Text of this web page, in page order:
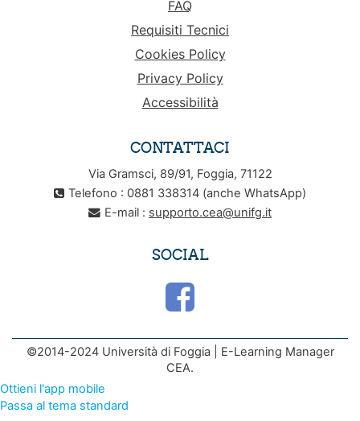
FAQ
Requisiti Tecnici
Cookies Policy
Privacy Policy
Accessibilità
CONTATTACI
Via Gramsci, 89/91, Foggia, 71122
Telefono : 0881 338314 (anche WhatsApp)
E-mail : supporto.cea@unifg.it
SOCIAL
©2014-2024 Università di Foggia | E-Learning Manager
CEA.
Ottieni l'app mobile
Passa al tema standard